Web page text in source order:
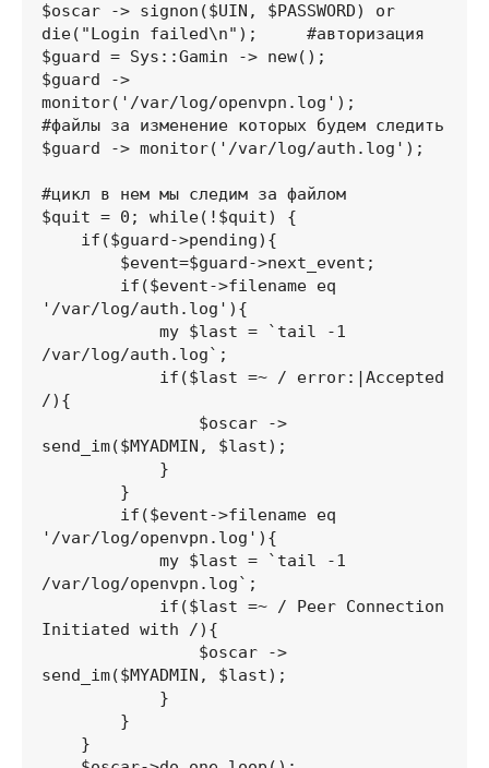
$oscar -> signon($UIN, $PASSWORD) or
die("Login failed\n");     #авторизация
$guard = Sys::Gamin -> new();
$guard ->
monitor('/var/log/openvpn.log');
#файлы за изменение которых будем следить
$guard -> monitor('/var/log/auth.log');
#цикл в нем мы следим за файлом
$quit = 0; while(!$quit) {
'/var/log/auth.log'){
/var/log/auth.log`;
/){
send_im($MYADMIN, $last);
'/var/log/openvpn.log'){
/var/log/openvpn.log`;
Initiated with /){
send_im($MYADMIN, $last);